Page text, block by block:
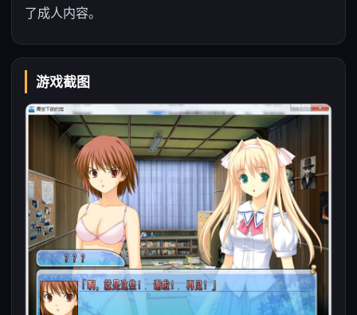
了成人内容。
游戏截图